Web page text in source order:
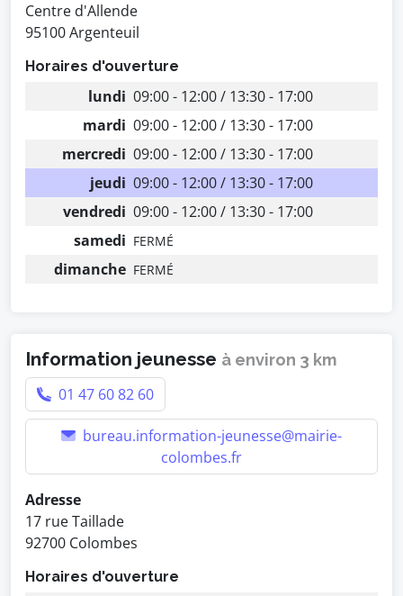
Centre d'Allende
95100 Argenteuil
Horaires d'ouverture
lundi 09:00 - 12:00 / 13:30 - 17:00
mardi 09:00 - 12:00 / 13:30 - 17:00
mercredi 09:00 - 12:00 / 13:30 - 17:00
jeudi 09:00 - 12:00 / 13:30 - 17:00
vendredi 09:00 - 12:00 / 13:30 - 17:00
samedi FERMÉ
dimanche FERMÉ
Information jeunesse à environ 3 km
01 47 60 82 60
bureau.information-jeunesse@mairie-
colombes.fr
Adresse
17 rue Taillade
92700 Colombes
Horaires d'ouverture